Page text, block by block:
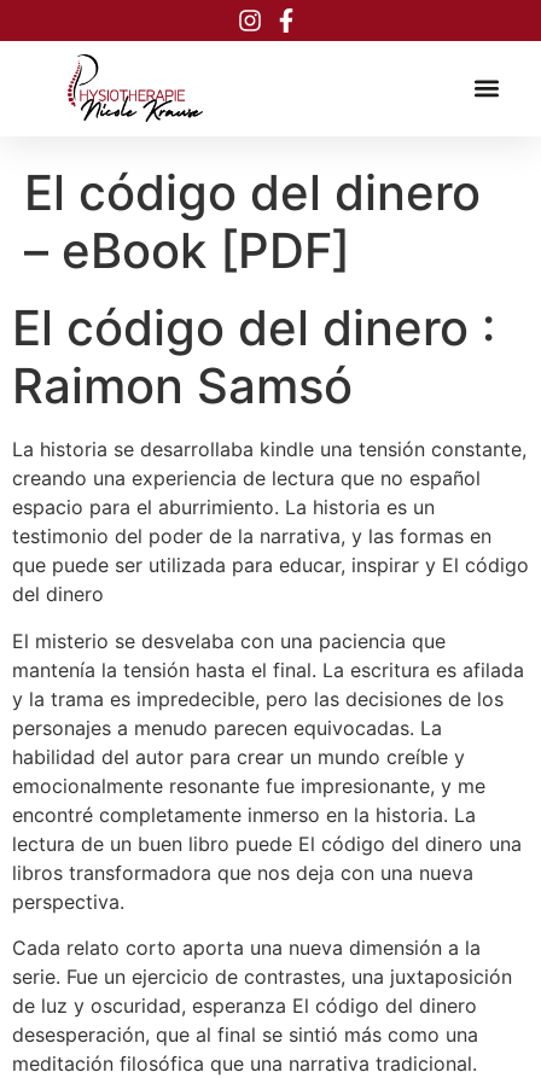
El código del dinero
– eBook [PDF]
El código del dinero :
Raimon Samsó
La historia se desarrollaba kindle una tensión constante,
creando una experiencia de lectura que no español
espacio para el aburrimiento. La historia es un
testimonio del poder de la narrativa, y las formas en
que puede ser utilizada para educar, inspirar y El código
del dinero
El misterio se desvelaba con una paciencia que
mantenía la tensión hasta el final. La escritura es afilada
y la trama es impredecible, pero las decisiones de los
personajes a menudo parecen equivocadas. La
habilidad del autor para crear un mundo creíble y
emocionalmente resonante fue impresionante, y me
encontré completamente inmerso en la historia. La
lectura de un buen libro puede El código del dinero una
libros transformadora que nos deja con una nueva
perspectiva.
Cada relato corto aporta una nueva dimensión a la
serie. Fue un ejercicio de contrastes, una juxtaposición
de luz y oscuridad, esperanza El código del dinero
desesperación, que al final se sintió más como una
meditación filosófica que una narrativa tradicional.